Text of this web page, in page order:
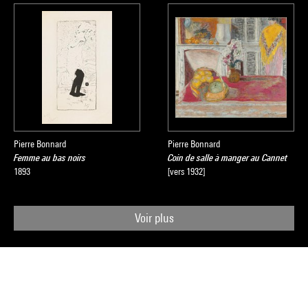
Pierre Bonnard
Femme au bas noirs
1893
Pierre Bonnard
Coin de salle à manger au Cannet
[vers 1932]
Voir plus